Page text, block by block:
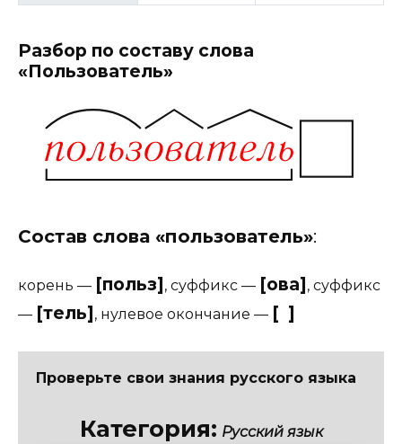
Разбор по составу слова
«Пользователь»
Состав слова «пользователь»:
корень — [польз], суффикс — [ова], суффикс
— [тель], нулевое окончание — [ ]
Проверьте свои знания русского языка
Категория: Русский язык